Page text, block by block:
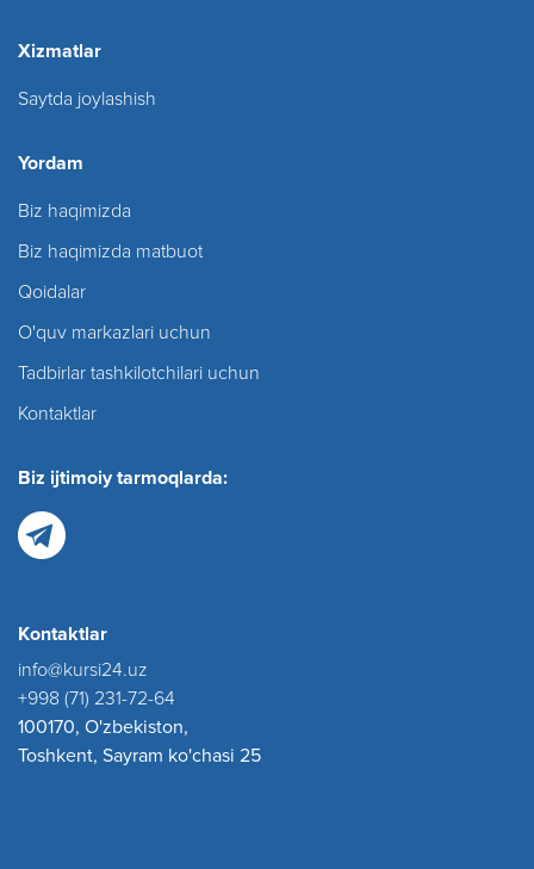
Xizmatlar
Saytda joylashish
Yordam
Biz haqimizda
Biz haqimizda matbuot
Qoidalar
O'quv markazlari uchun
Tadbirlar tashkilotchilari uchun
Kontaktlar
Biz ijtimoiy tarmoqlarda:
Kontaktlar
info@kursi24.uz
+998 (71) 231-72-64
100170, O'zbekiston,
Toshkent, Sayram ko'chasi 25